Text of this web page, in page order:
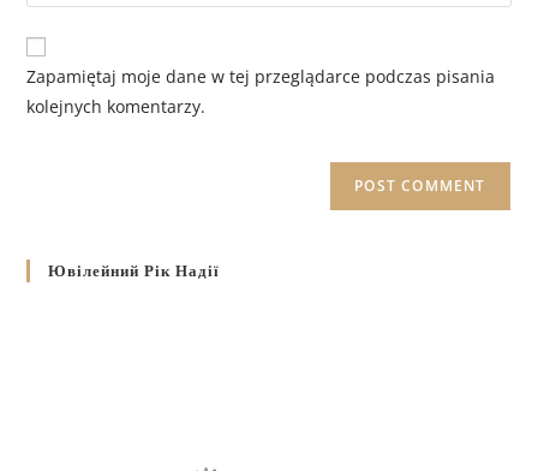
Zapamiętaj moje dane w tej przeglądarce podczas pisania
kolejnych komentarzy.
Ювілейний Рік Надії